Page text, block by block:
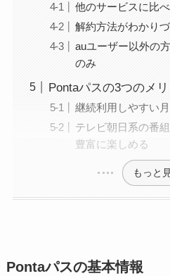
他のサービスに比
解約方法がわかり
auユーザー以外の
のみ
Pontaパスの3つのメリ
継続利用しやすい
テレビ朝日系の番
豊富に楽しめる
もっと
Pontaパスの基本情報